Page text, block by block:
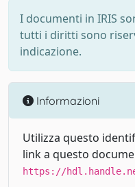
I documenti in IRIS
tutti i diritti sono
indicazione.
Informazioni
Utilizza questo
link a questo
https://